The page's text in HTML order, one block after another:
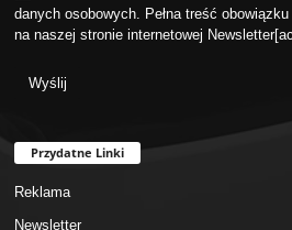
danych osobowych. Pełna treść
na naszej stronie internetowej Newsletter
Przydatne Linki
Reklama
Newsletter